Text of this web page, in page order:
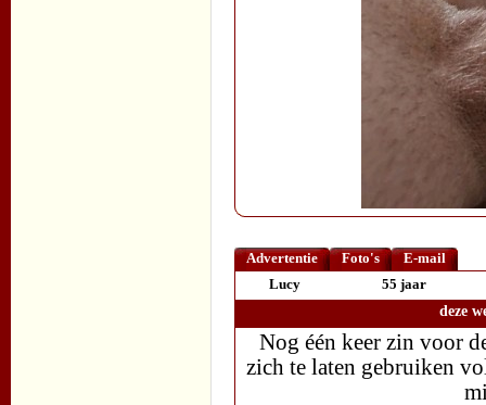
Advertentie Foto's
E-mail
Lucy
55 jaar
deze
Nog één keer zin voor
zich te laten gebruiken